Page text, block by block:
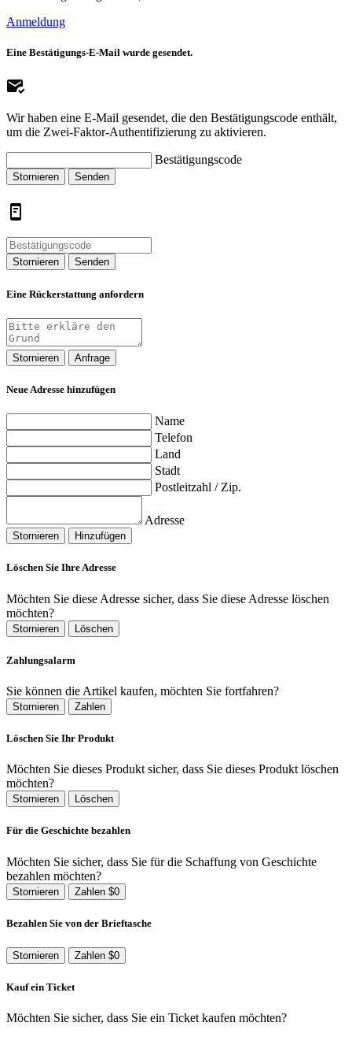
Anmeldung
Eine Bestätigungs-E-Mail wurde gesendet.
Wir haben eine E-Mail gesendet, die den Bestätigungscode enthält,
um die Zwei-Faktor-Authentifizierung zu aktivieren.
Bestätigungscode
Stornieren Senden
Stornieren Senden
Eine Rückerstattung anfordern
Stornieren Anfrage
Neue Adresse hinzufügen
Name
Telefon
Land
Stadt
Postleitzahl / Zip.
Adresse
Stornieren Hinzufügen
Löschen Sie Ihre Adresse
Möchten Sie diese Adresse sicher, dass Sie diese Adresse löschen
möchten?
Stornieren Löschen
Zahlungsalarm
Sie können die Artikel kaufen, möchten Sie fortfahren?
Stornieren Zahlen
Löschen Sie Ihr Produkt
Möchten Sie dieses Produkt sicher, dass Sie dieses Produkt löschen
möchten?
Stornieren Löschen
Für die Geschichte bezahlen
Möchten Sie sicher, dass Sie für die Schaffung von Geschichte
bezahlen möchten?
Stornieren Zahlen $0
Bezahlen Sie von der Brieftasche
Stornieren Zahlen $0
Kauf ein Ticket
Möchten Sie sicher, dass Sie ein Ticket kaufen möchten?